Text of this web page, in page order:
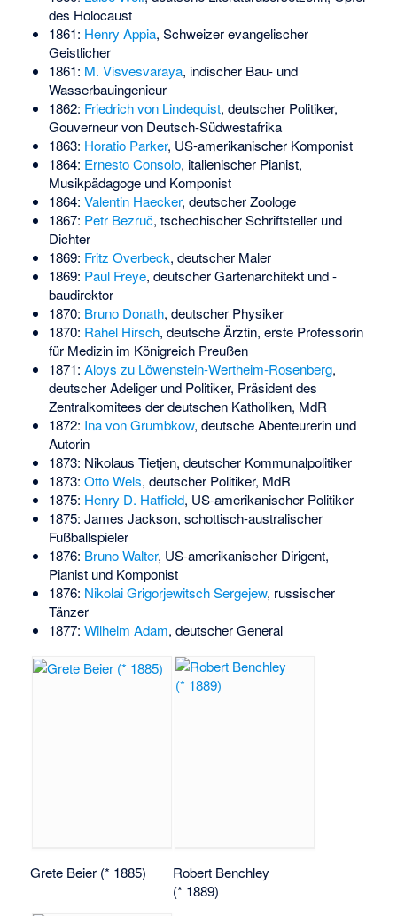
des Holocaust
1861: Henry Appia, Schweizer evangelischer
Geistlicher
1861: M. Visvesvaraya, indischer Bau- und
Wasserbauingenieur
1862: Friedrich von Lindequist, deutscher Politiker,
Gouverneur von Deutsch-Südwestafrika
1863: Horatio Parker, US-amerikanischer Komponist
1864: Ernesto Consolo, italienischer Pianist,
Musikpädagoge und Komponist
1864: Valentin Haecker, deutscher Zoologe
1867: Petr Bezruč, tschechischer Schriftsteller und
Dichter
1869: Fritz Overbeck, deutscher Maler
1869: Paul Freye, deutscher Gartenarchitekt und -
baudirektor
1870: Bruno Donath, deutscher Physiker
1870: Rahel Hirsch, deutsche Ärztin, erste Professorin
für Medizin im Königreich Preußen
1871: Aloys zu Löwenstein-Wertheim-Rosenberg,
deutscher Adeliger und Politiker, Präsident des
Zentralkomitees der deutschen Katholiken, MdR
1872: Ina von Grumbkow, deutsche Abenteurerin und
Autorin
1873: Nikolaus Tietjen, deutscher Kommunalpolitiker
1873: Otto Wels, deutscher Politiker, MdR
1875: Henry D. Hatfield, US-amerikanischer Politiker
1875: James Jackson, schottisch-australischer
Fußballspieler
1876: Bruno Walter, US-amerikanischer Dirigent,
Pianist und Komponist
1876: Nikolai Grigorjewitsch Sergejew, russischer
Tänzer
1877: Wilhelm Adam, deutscher General
Grete Beier (* 1885)
Robert Benchley
(* 1889)